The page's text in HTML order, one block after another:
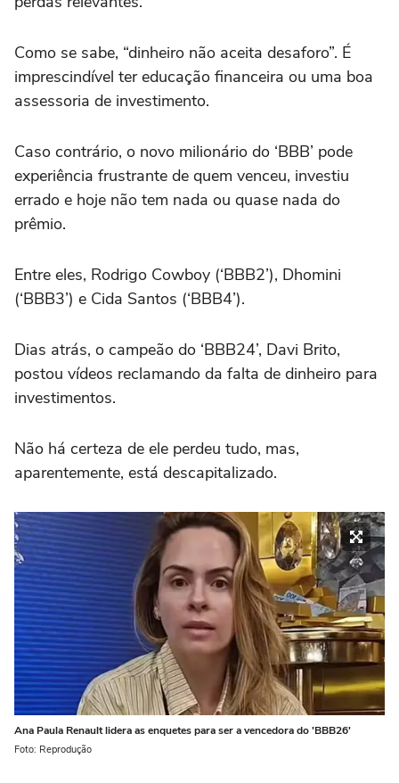
Como se sabe, “dinheiro não aceita desaforo”. É
imprescindível ter educação financeira ou uma boa
assessoria de investimento.
Caso contrário, o novo milionário do ‘BBB’ pode
experiência frustrante de quem venceu, investiu
errado e hoje não tem nada ou quase nada do
prêmio.
Entre eles, Rodrigo Cowboy (‘BBB2’), Dhomini
(‘BBB3’) e Cida Santos (‘BBB4’).
Dias atrás, o campeão do ‘BBB24’, Davi Brito,
postou vídeos reclamando da falta de dinheiro para
investimentos.
Não há certeza de ele perdeu tudo, mas,
aparentemente, está descapitalizado.
Ana Paula Renault lidera as enquetes para ser a vencedora do 'BBB26'
Foto: Reprodução